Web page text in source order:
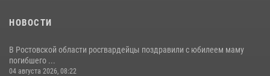
НОВОСТИ
В Ростовской области росгвардейцы поздравили с юбилеем маму
погибшего ...
04 августа 2026, 08:22